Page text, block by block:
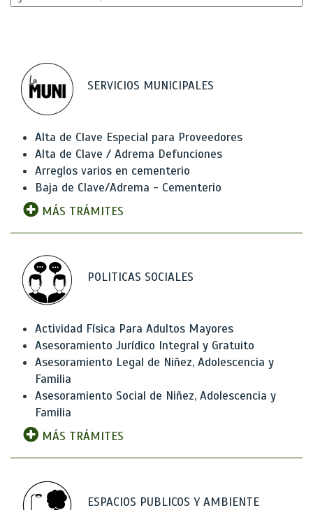
SERVICIOS MUNICIPALES
Alta de Clave Especial para Proveedores
Alta de Clave / Adrema Defunciones
Arreglos varios en cementerio
Baja de Clave/Adrema - Cementerio
MÁS TRÁMITES
POLITICAS SOCIALES
Actividad Física Para Adultos Mayores
Asesoramiento Jurídico Integral y Gratuito
Asesoramiento Legal de Niñez, Adolescencia y
Familia
Asesoramiento Social de Niñez, Adolescencia y
Familia
MÁS TRÁMITES
ESPACIOS PUBLICOS Y AMBIENTE